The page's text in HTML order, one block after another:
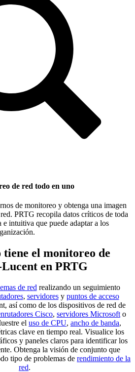
de red todo en uno
de monitoreo y obtenga una imagen
PRTG recopila datos críticos de toda
e intuitiva que puede adaptar a los
tiene el monitoreo de
en PRTG
de red realizando un seguimiento
, servidoresy puntos de acceso
así como de los dispositivos de red de
Cisco, servidores Microsoft o
el uso de CPU, ancho de banda,
clave en tiempo real. Visualice los
y paneles claros para identificar los
Obtenga la visión de conjunto que
tipo de problemas de rendimiento de la
red.